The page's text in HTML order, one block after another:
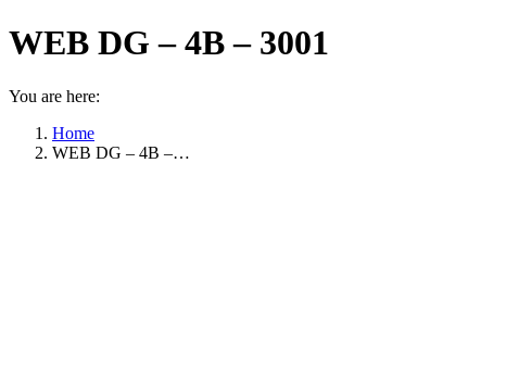
WEB DG – 4B – 3001
You are here:
Home
WEB DG – 4B –…